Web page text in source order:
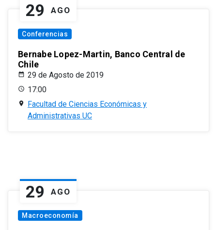
29 AGO
Conferencias
Bernabe Lopez-Martin, Banco Central de
Chile
29 de Agosto de 2019
17:00
Facultad de Ciencias Económicas y
Administrativas UC
29 AGO
Macroeconomía